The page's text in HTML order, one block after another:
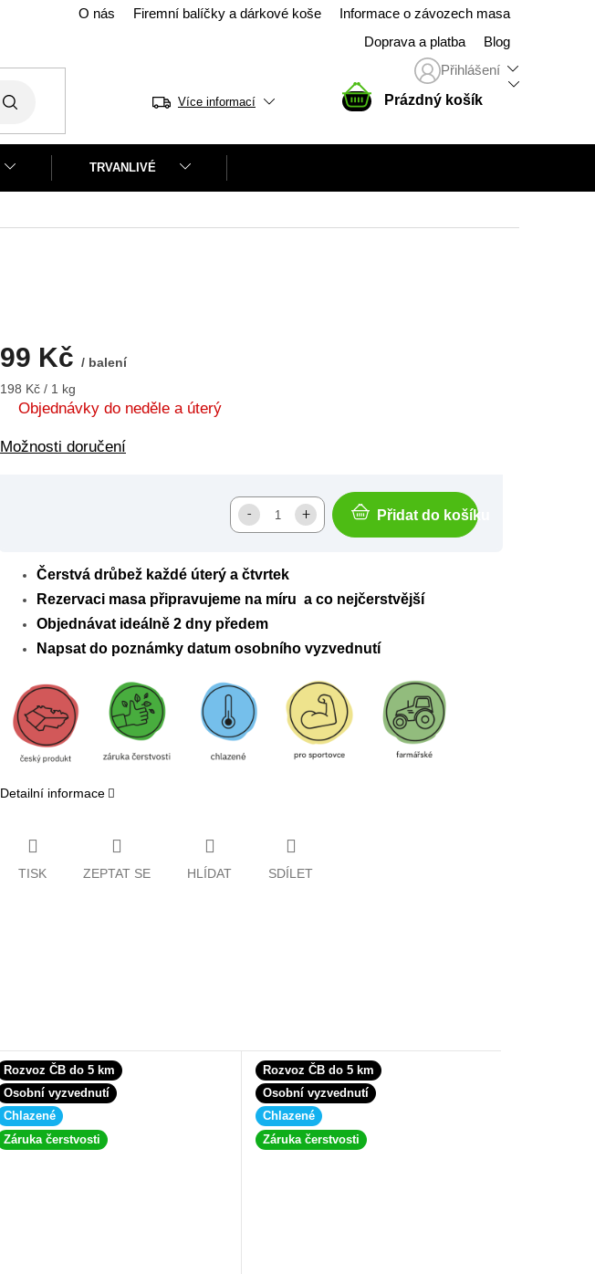
O nás Firemní balíčky a dárkové koše
Informace o závozech masa
Doprava a platba
Blog
Přihlášení
Více informací
NÁKUPNÍ
KOŠÍK
Prázdný košík
TRVANLIVÉ
99 Kč / balení
Měrná
cena:
198 Kč / 1 kg
Objednávky do neděle a úterý
Možnosti doručení
Přidat do košíku
Čerstvá drůbež každé úterý a čtvrtek
Rezervaci masa připravujeme na míru a co nejčerstvější
Objednávat ideálně 2 dny předem
Napsat do poznámky datum osobního vyzvednutí
Detailní informace
TISK ZEPTAT SE HLÍDAT SDÍLET
Rozvoz ČB do 5 km
Osobní vyzvednutí
Chlazené
Záruka čerstvosti
Rozvoz ČB do 5 km
Osobní vyzvednutí
Chlazené
Záruka čerstvosti